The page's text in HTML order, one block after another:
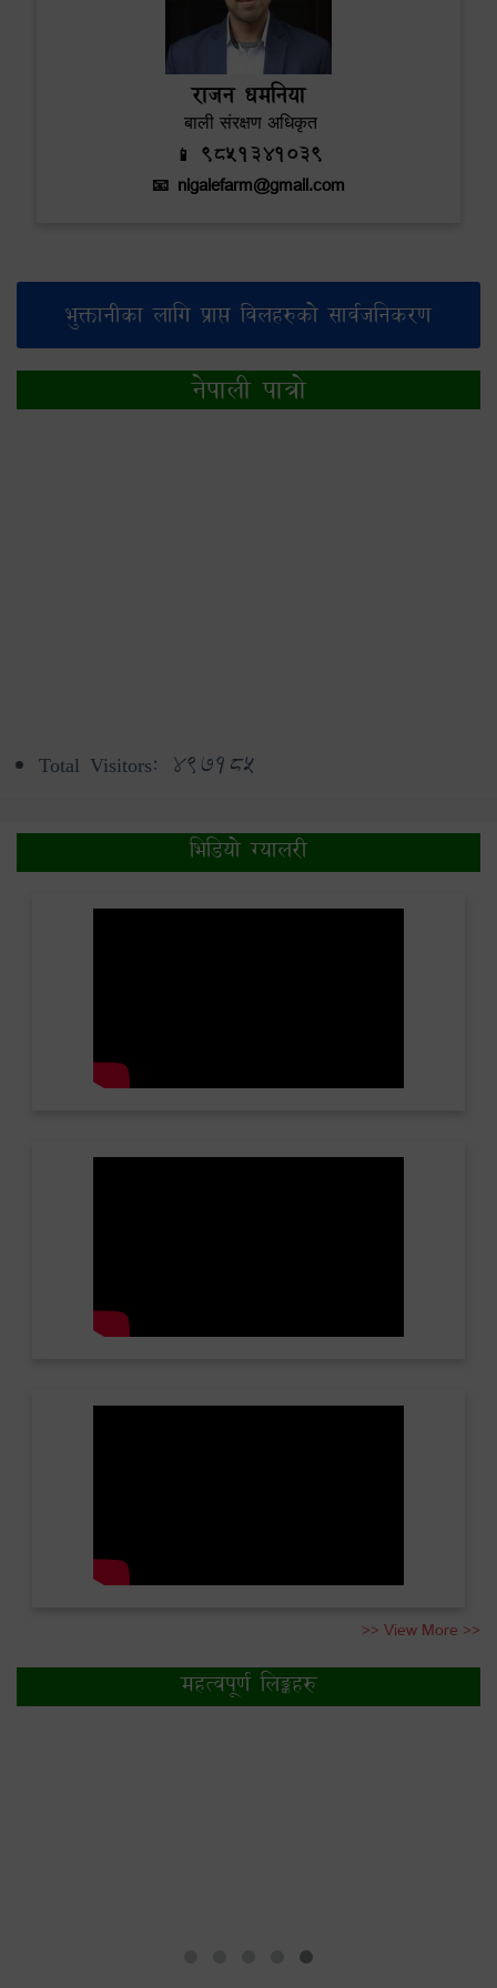
राजन धमनिया
बाली संरक्षण अधिकृत
📱 9851341039
📧 nigalefarm@gmail.com
भुक्तानीका लागि प्राप्त विलहरुको सार्वजनिकरण
नेपाली पात्रो
Total Visitors: 497185
भिडियो ग्यालरी
>> View More >>
महत्वपूर्ण लिङ्कहरु